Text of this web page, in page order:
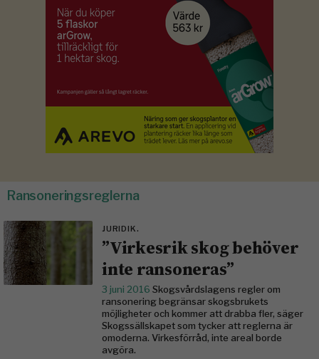
Ransoneringsreglerna
JURIDIK.
”Virkesrik skog behöver
inte ransoneras”
3 juni 2016 Skogsvårdslagens regler om
ransonering begränsar skogs­brukets
möjligheter och kommer att drabba fler, säger
Skogssällskapet som tycker att reglerna är
omoderna. Virkesförråd, inte areal borde
avgöra.